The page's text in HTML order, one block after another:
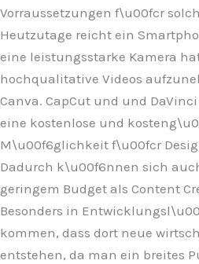
Vorraussetzungen f\u00fcr
Heutzutage reicht ein
eine leistungsstarke Kamera
hochqualitative Videos
Canva. CapCut und und
eine kostenlose und
M\u00f6glichkeit f\u00fcr
Dadurch k\u00f6nnen sich
geringem Budget als Content
Besonders in
kommen, dass dort neue
entstehen, da man ein breites